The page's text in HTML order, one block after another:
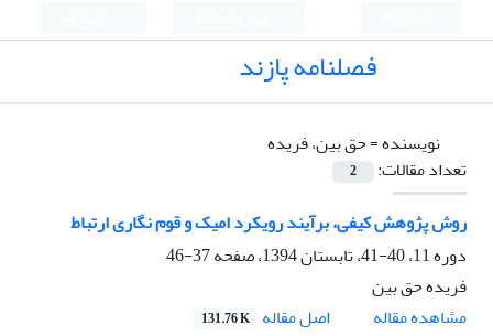
فصلنامه پازند
نویسنده =حق بین، فریده
تعداد مقالات:
2
روش پژوهش کیفی، برآیند رویکرد امیک و قوم نگاری ارتباط
دوره 11، 40-41، تابستان 1394، صفحه
37-46
فریده حق بین
مشاهده مقاله
اصل مقاله 131.76 K